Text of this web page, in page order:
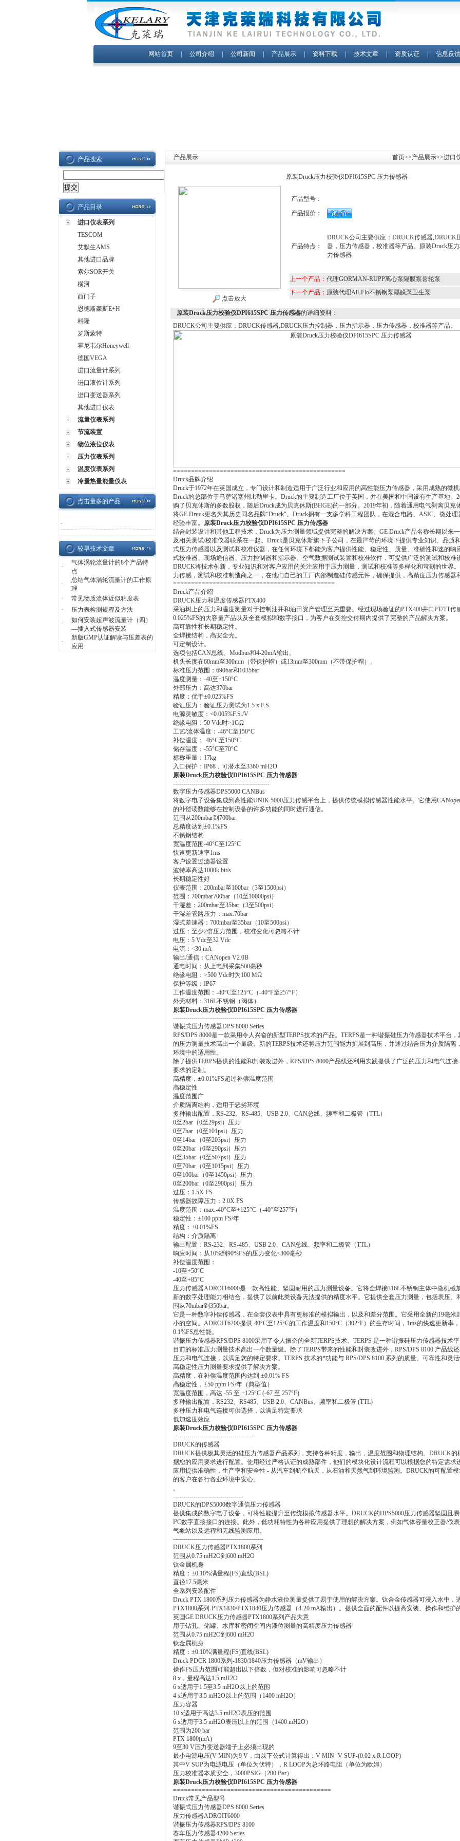
网站首页 公司介绍 公司新闻 产品展示 资料下载 技术文章 资质认证 信息反馈
产品搜索
产品目录
进口仪表系列
TESCOM
艾默生AMS
其他进口品牌
索尔SOR开关
横河
西门子
恩德斯豪斯E+H
科隆
罗斯蒙特
霍尼韦尔Honeywell
德国VEGA
进口流量计系列
进口液位计系列
进口变送器系列
其他进口仪表
流量仪表系列
节流装置
物位液位仪表
压力仪表系列
温度仪表系列
冷量热量能量仪表
点击量多的产品
·
较早技术文章
·
气体涡轮流量计的8个产品特
点
·
总结气体涡轮流量计的工作原
理
·
常见物质流体近似粘度表
·
压力表检测规程及方法
·
如何安装超声波流量计（四）
—插入式传感器安装
·
新版GMP认证解读与压差表的
应用
产品展示 首页>>产品展示>>进口
原装Druck压力校验仪DPI615SPC 压力传感器
点击放大
产品型号：
产品报价：
产品特点：
DRUCK公司主要供应：DRUCK传感器,DRUCK
器，压力传感器，校准器等产品。原装Druck压
力传感器
上一个产品： 代理GORMAN-RUPP离心泵隔膜泵齿轮泵
下一个产品： 原装代理All-Flo不锈钢泵隔膜泵卫生泵
原装Druck压力校验仪DPI615SPC 压力传感器的详细资料：
DRUCK公司主要供应：DRUCK传感器,DRUCK压力控制器，压力指示器，压力传感器，校准器等产品。
================================================
Druck品牌介绍
Druck于1972年在英国成立，专门设计和制造适用于广泛行业和应用的高性能压力传感器，采用成熟的微机
Druck的总部位于马萨诸塞州比勒里卡。Druck的主要制造工厂位于英国，并在美国和中国设有生产基地。
购了贝克休斯的多数股权，随后Druck成为贝克休斯(BHGE)的一部分。2019年初，随着通用电气剥离贝克
将GE Druck更名为其历史同名品牌“Druck"。Druck拥有一支多学科工程团队，在混合电路、ASIC、微处
经验丰富。
原装Druck压力校验仪DPI615SPC 压力传感器
结合封装设计和其他工程技术，Druck为压力测量领域提供完整的解决方案。GE Druck产品名称长期以来
及相关测试/校准仪器联系在一起。Druck是贝克休斯旗下子公司，在最严苛的环境下提供专业知识、品质
式压力传感器以及测试和校准仪器，在任何环境下都能为客户提供性能、稳定性、质量、准确性和速的响
式校准器、现场通信器、压力控制器和指示器、空气数据测试装置和校准软件，可提供广泛的测试和校准
DRUCK将技术创新，专业知识和对客户应用的关注应用于压力测量，测试和校准等多样化和苛刻的世界
力传感，测试和校准制造商之一，在他们自己的工厂内部制造硅传感元件，确保提供，高精度压力传感器
=============================================
Druck产品介绍
DRUCK压力和温度传感器PTX400
采油树上的压力和温度测量对于控制油井和油田资产管理至关重要。经过现场验证的PTX400井口PT/TT传
0.025%FS的大容量产品以及全套模拟和数字接口，为客户在受控交付期内提供了完整的产品解决方案。
高可靠性和长期稳定性。
全焊接结构，高安全壳。
可定制设计。
选项包括CAN总线、Modbus和4-20mA输出。
机头长度在60mm至300mm（带保护帽）或13mm至300mm（不带保护帽）。
标准压力范围：690bar和1035bar
温度测量：-40至+150°C
外部压力：高达370bar
精度：优于±0.025%FS
验证压力：验证压力测试为1.5 x F.S.
电源灵敏度：<0.005%F.S./V
绝缘电阻：50 Vdc时>1GΩ
工艺/流体温度：-46°C至150°C
补偿温度：-46°C至150°C
储存温度：-55°C至70°C
标称重量：17kg
入口保护：IP68，可潜水至3360 mH2O
原装Druck压力校验仪DPI615SPC 压力传感器
-----------------------------------------------
数字压力传感器DPS5000 CANBus
将数字电子设备集成到高性能UNIK 5000压力传感平台上，提供传统模拟传感器性能水平。它使用
的补偿读数能够在控制设备的许多功能的同时进行通信。
范围从200mbar到700bar
总精度达到±0.1%FS
不锈钢结构
宽温度范围-40°C至125°C
快速更新速率1ms
客户设置过滤器设置
波特率高达1000k bit/s
长期稳定性好
仪表范围：200mbar至100bar（3至1500psi）
范围：700mbar700bar（10至10000psi）
干湿差：200mbar至35bar（3至500psi）
干湿差管路压力：max.70bar
湿式差速器：700mbar至35bar（10至500psi）
过压：至少2倍压力范围，校准变化可忽略不计
电压：5 Vdc至32 Vdc
电流：<30 mA
输出/通信：CANopen V2.0B
通电时间：从上电到采集500毫秒
绝缘电阻：>500 Vdc时为100 MΩ
保护等级：IP67
工作温度范围：-40°C至125°C（-40°F至257°F）
外壳材料：316L不锈钢（阀体）
原装Druck压力校验仪DPI615SPC 压力传感器
--------------------------------------------
谐振式压力传感器DPS 8000 Series
RPS/DPS 8000是一款采用令人兴奋的新型TERPS技术的产品。TERPS是一种谐振硅压力传感器技术平台
的压力测量技术高出一个量级。新的TERPS技术还将压力范围能力扩展到高压，并通过结合压力介质隔离
环境中的适用性。
除了提供TERPS提供的性能和封装改进外，RPS/DPS 8000产品线还利用实践提供了广泛的压力和电气连
要求的定制。
高精度，±0.01%FS超过补偿温度范围
高稳定性
温度范围广
介质隔离结构，适用于恶劣环境
多种输出配置，RS-232、RS-485、USB 2.0、CAN总线、频率和二极管（TTL）
0至2bar（0至29psi）压力
0至7bar（0至101psi）压力
0至14bar（0至203psi）压力
0至20bar（0至290psi）压力
0至35bar（0至507psi）压力
0至70bar（0至1015psi）压力
0至100bar（0至1450psi）压力
0至200bar（0至2900psi）压力
过压：1.5X FS
传感器故障压力：2.0X FS
温度范围：max.-40°C至+125°C（-40°至257°F）
稳定性：±100 ppm FS/年
精度：±0.01%FS
结构：介质隔离
输出配置：RS-232、RS-485、USB 2.0、CAN总线、频率和二极管（TTL）
响应时间：从10%到90%FS的压力变化<300毫秒
补偿温度范围：
-10至+50°C
-40至+85°C
压力传感器ADROIT6000是一款高性能、坚固耐用的压力测量设备。它将全焊接316L不锈钢主体中微机械
新的数字处理能力相结合，提供了以前此类设备无法提供的精度水平。它提供全套压力测量，包括表压、
围从70mbar到350bar。
它是一种数字补偿传感器，在全套仪表中具有更标准的模拟输出，以及和差分范围。它采用全新的19毫米
小的空间。ADROIT6200提供-40°C至125°C的工作温度和150°C（302°F）的生存时间，1ms的快速更新率
0.1%FS总性能。
谐振压力传感器RPS/DPS 8100采用了令人振奋的全新TERPS技术。TERPS 是一种谐振硅压力传感器技术
目前的标准压力测量技术高出一个数量级。除了TERPS带来的性能和封装改进外，RPS/DPS 8100 产品线
压力和电气连接，以满足您的特定要求。TERPS 技术的*功能与 RPS/DPS 8100 系列的质量、可靠性和灵
高稳定性压力测量要求提供了解决方案。
高精度，在补偿温度范围内达到 ±0.01% FS
高稳定性，±50 ppm FS/年（典型值）
宽温度范围，高达 -55 至 +125°C (-67 至 257°F)
多种输出配置，RS232、RS485、USB 2.0、CANBus、频率和二极管 (TTL)
多种压力和电气连接可供选择，以满足特定要求
低加速度效应
原装Druck压力校验仪DPI615SPC 压力传感器
---------------------------------------
DRUCK的传感器
DRUCK提供极其灵活的硅压力传感器产品系列，支持各种精度，输出，温度范围和物理结构。DRUCK的
据您的应用要求进行配置。使用经过严格认证的成熟部件，他们的模块化设计流程可以根据您的特定需求
应用提供准确性，生产率和安全性 - 从汽车到航空航天，从石油和天然气到环境监测。DRUCK的可配置
的客户在各行各业环境中安心。
。
----------------------------------
DRUCK的DPS5000数字通信压力传感器
提供集成的数字电子设备，可将性能提升至传统模拟传感器水平。DRUCK的DPS5000压力传感器坚固且
I²C数字直接接口的连接。此外，低功耗特性为各种应用提供了理想的解决方案，例如气体容量校正器/仪
气象站以及远程和无线监测应用。
--------------------------------------------
DRUCK压力传感器PTX1800系列
范围从0.75 mH2O到600 mH2O
钛金属机身
精度：±0.10%满量程(FS)直线(BSL)
直径17.5毫米
全系列安装配件
Druck PTX 1800系列压力传感器为静水液位测量提供了易于使用的解决方案。钛合金传感器可浸入水中，
PTX1800系列-PTX1830/PTX1840压力传感器（4-20 mA输出）。提供全面的配件以提高安装、操作和维护
英国GE DRUCK压力传感器PTX1800系列产品大意
用于钻孔、储罐、水库和密闭空间内液位测量的高精度压力传感器
范围从0.75 mH2O到600 mH2O
钛金属机身
精度：±0.10%满量程(FS)直线(BSL)
Druck PDCR 1800系列-1830/1840压力传感器（mV输出）
操作FS压力范围可能超出以下倍数，但对校准的影响可忽略不计
8 x，量程高达1.5 mH2O
6 x适用于1.5至3.5 mH2O以上的范围
4 x适用于3.5 mH2O以上的范围（1400 mH2O）
压力容器
10 x适用于高达3.5 mH2O表压的范围
6 x适用于3.5 mH2O表压以上的范围（1400 mH2O）
范围为200 bar
PTX 1800(mA)
9至30 V压力变送器端子上必须出现的
最小电源电压(V MIN)为9 V，由以下公式计算得出：V MIN=V SUP-(0.02 x R LOOP)
其中V SUP为电源电压（单位为伏特），R LOOP为总环路电阻（单位为欧姆）
压力校准器本质安全，3000PSIG（200 Bar）
原装Druck压力校验仪DPI615SPC 压力传感器
============================================
Druck常见产品型号
谐振式压力传感器DPS 8000 Series
压力传感器ADROIT6000
谐振压力传感器RPS/DPS 8100
赛车压力传感器4200 Series